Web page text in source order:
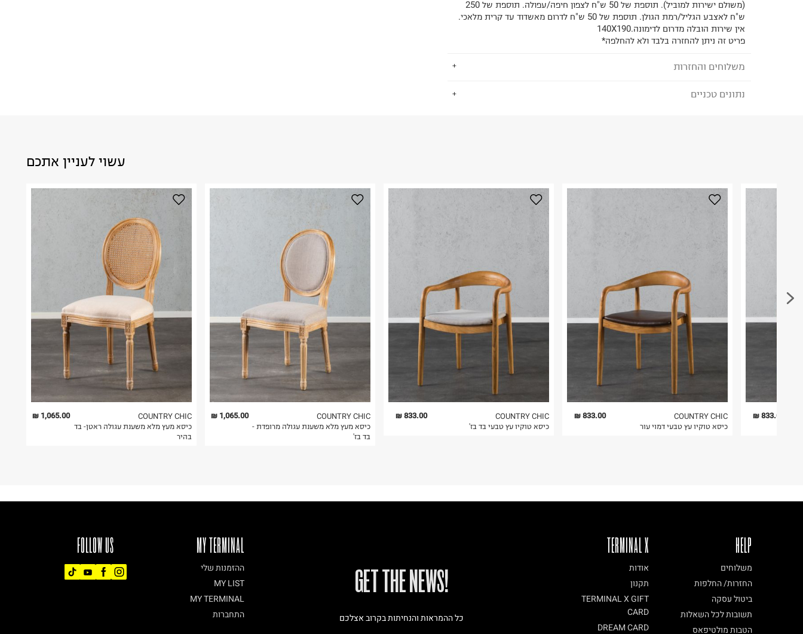
(משולם ישירות למוביל). תוספת של 50 ש"ח לצפון חיפה/עפולה. תוספת של 250
ש"ח לאצבע הגליל/רמת הגולן. תוספת של 50 ש"ח לדרום מאשדוד עד קרית מלאכי.
אין שירות הובלה מדרום לדימונה.140X190
פריט זה ניתן להחזרה בלבד ולא להחלפה*
משלוחים והחזרות
לבחירת בשיטת המשלוח המתאימה לכם,
לפני החזרת החבילה, חשוב להדביק את מדבקת הגוביינא על גבי החבילה
פריטים שבירים יש להחזיר עם שליח דרך ממשק ההחזרות באתר בלבד
חשוב לשים לב:
3. מוצרי טיפוח ניתן להחזיר סגורים באריזתם המקורית בלבד. לא ניתן
נתונים טכניים
טרמינל איקס אונליין בע"מ
בית פוקס-רח' החרמון
עשוי לעניין אתכם
1,065.00 ₪
COUNTRY CHIC
כיסא מעץ מלא משענת עגולה ראטן- בד
בהיר
1,065.00 ₪
COUNTRY CHIC
כיסא מעץ מלא משענת עגולה מרופדת -
בד בז'
833.00 ₪
COUNTRY CHIC
כיסא טוקיו עץ טבעי בד בז'
833.00 ₪
COUNTRY CHIC
כיסא טוקיו עץ טבעי דמוי עור
833.00 ₪
FOLLOW US MY TERMINAL
ההזמנות שלי
MY LIST
MY TERMINAL
התחברות
!GET THE NEWS
כל ההמראות והנחיתות בקרוב אצלכם
TERMINAL X
אודות
תקנון
TERMINAL X GIFT
CARD
DREAM CARD
HELP
משלוחים
החזרות/ החלפות
ביטול עסקה
תשובות לכל השאלות
הטבות מולטיפאס